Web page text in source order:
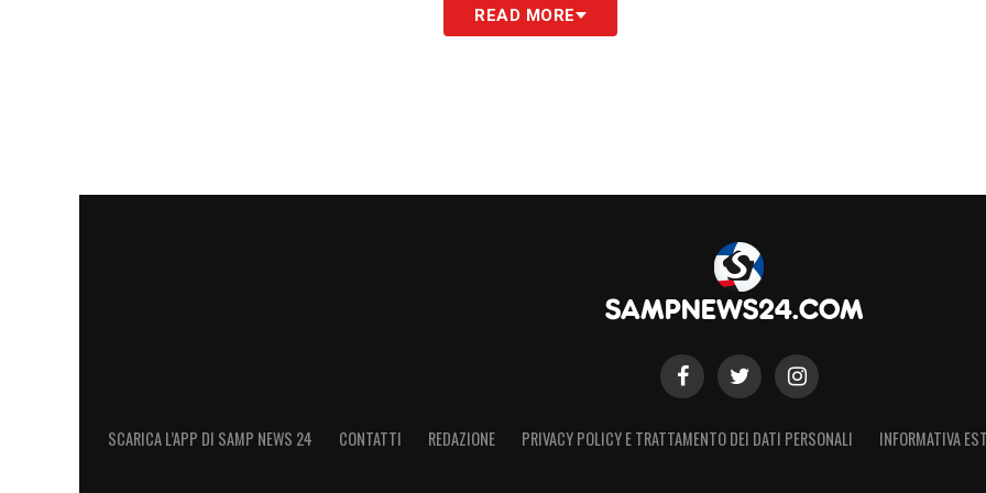
LA PLAYLIST DELLE NOSTRE TOP NEWSREAD MORE
SCARICA L’APP DI SAMP NEWS 24 CONTATTI REDAZIONE PRIVACY POLICY E TRATTAMENTO DEI DATI PERSONALI INFORMATIVA